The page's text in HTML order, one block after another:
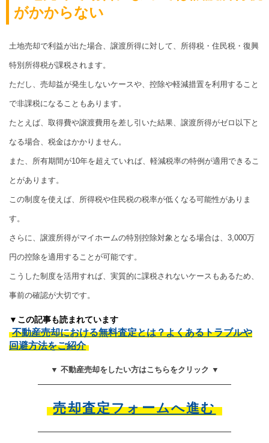
がかからない
土地売却で利益が出た場合、譲渡所得に対して、所得税・住民税・復興
特別所得税が課税されます。
ただし、売却益が発生しないケースや、控除や軽減措置を利用すること
で非課税になることもあります。
たとえば、取得費や譲渡費用を差し引いた結果、譲渡所得がゼロ以下と
なる場合、税金はかかりません。
また、所有期間が10年を超えていれば、軽減税率の特例が適用できるこ
とがあります。
この制度を使えば、所得税や住民税の税率が低くなる可能性がありま
す。
さらに、譲渡所得がマイホームの特別控除対象となる場合は、3,000万
円の控除を適用することが可能です。
こうした制度を活用すれば、実質的に課税されないケースもあるため、
事前の確認が大切です。
▼この記事も読まれています
不動産売却における無料査定とは？よくあるトラブルや
回避方法をご紹介
▼ 不動産売却をしたい方はこちらをクリック ▼
売却査定フォームへ進む